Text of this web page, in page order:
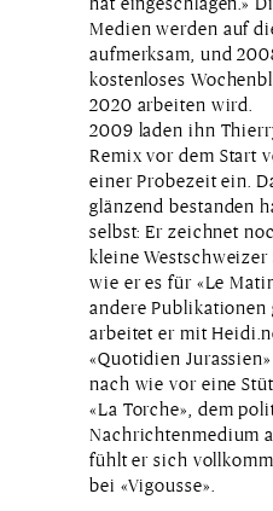
Medien werden auf
aufmerksam, und
kostenloses
2020 arbeiten wird.
2009 laden ihn
Remix vor dem Start
einer Probezeit ein.
glänzend bestanden
selbst: Er zeichnet
kleine Westschweizer
wie er es für «Le
andere Publikationen
arbeitet er mit
«Quotidien
nach wie vor eine
«La Torche», dem
Nachrichtenmedium
fühlt er sich
bei «Vigousse».